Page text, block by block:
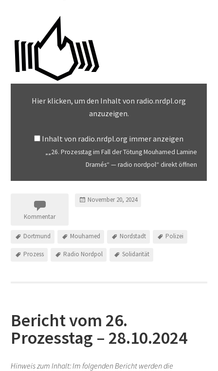
Hier klicken, um den Inhalt von radio.nrdpl.org
anzuzeigen.
Inhalt von radio.nrdpl.org immer anzeigen
„„26. Prozesstag im Fall der Tötung Mouhamed Lamine
Dramés“ — radio nordpol“ direkt öffnen
Kommentar
November 20, 2024
Dortmund Mouhamed Nordstadt Polizei
Prozess Radio Nordpol Solidarität
Bericht vom 26.
Prozesstag – 28.10.2024
Hinweis zum Inhalt: Im folgenden Bericht werden die